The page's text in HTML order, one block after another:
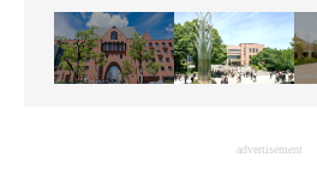
advertisement